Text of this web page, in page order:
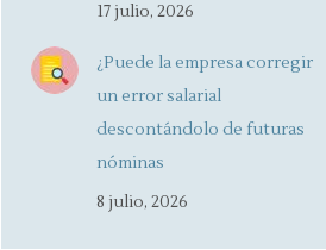
17 julio, 2026
¿Puede la empresa corregir
un error salarial
descontándolo de futuras
nóminas
8 julio, 2026